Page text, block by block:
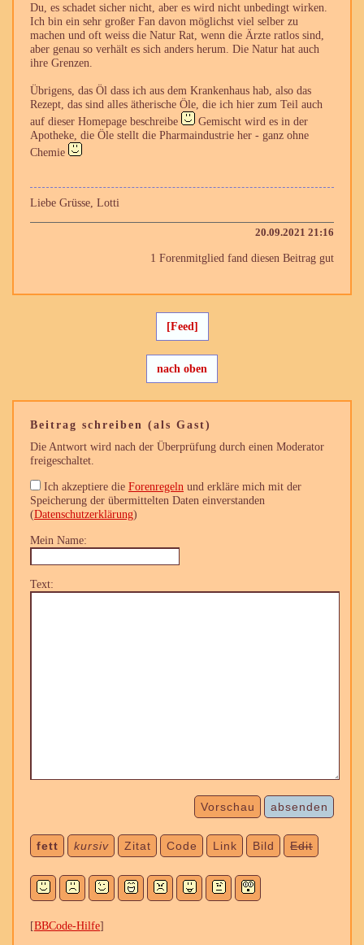
Du, es schadet sicher nicht, aber es wird nicht unbedingt wirken.
Ich bin ein sehr großer Fan davon möglichst viel selber zu
machen und oft weiss die Natur Rat, wenn die Ärzte ratlos sind,
aber genau so verhält es sich anders herum. Die Natur hat auch
ihre Grenzen.
Übrigens, das Öl dass ich aus dem Krankenhaus hab, also das
Rezept, das sind alles ätherische Öle, die ich hier zum Teil auch
auf dieser Homepage beschreibe
Gemischt wird es in der
Apotheke, die Öle stellt die Pharmaindustrie her - ganz ohne
Chemie
Liebe Grüsse, Lotti
20.09.2021 21:16
1 Forenmitglied fand diesen Beitrag gut
[Feed]
nach oben
Beitrag schreiben (als Gast)
Die Antwort wird nach der Überprüfung durch einen Moderator
freigeschaltet.
Ich akzeptiere die Forenregeln und erkläre mich mit der
Speicherung der übermittelten Daten einverstanden
(Datenschutzerklärung)
Mein Name:
Text:
Vorschau absenden
fett kursiv Zitat Code Link Bild Edit
[BBCode-Hilfe]